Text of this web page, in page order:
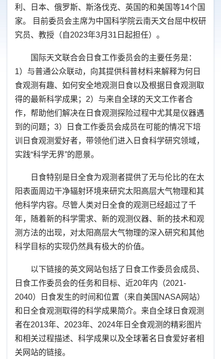
利、日本、俄罗斯、斯洛伐克、英国的和美国等14个国
家。 目前委员会主席为中国科学院云南天文台屈中权研
究员、教授（自2023年3月31日起担任）。
国际天文联合会日食工作委员会的主要任务是：
1）与普通公众联动，向其提供科普材料来解释为何日
食观测有趣、如何安全地观测日食以及根据日食观测取
得的最新科学成果；2）与来自全球的天文工作者合
作，帮助他们解决在日食观测探险过程中尤其是仪器遇
到的问题；3）日食工作委员会成员在可能的情况下培
训日食观测爱好者，带领他们进入日食科学研究领域，
实践“科学无界”的愿景。
日食特别是日全食为观测者提供了无与伦比的在太
阳表面周边干净辐射环境来研究太阳高层大气物理和其
他科学内容。尽管人类对日全食的观测已经超过了千
年，随着新的科学需求、新的观测仪器、新的技术和观
测方法的出现，对太阳高层大气物理的深入研究和其他
科学目标的实现仍然具有极大的价值。
以下链接的英文网站包括了日食工作委员会成员、
日食工作委员会的任务和目标、近20年内（2021-
2040）日食发生的时间和位置（来自美国NASA网站）
和日全食观测取得的科学成果简介。来自全球日食观测
者在2013年、2023年、2024年日全食观测的精彩图片
和相关过程描述、科学成果以及全球著名日食爱好者相
关网站的链接。